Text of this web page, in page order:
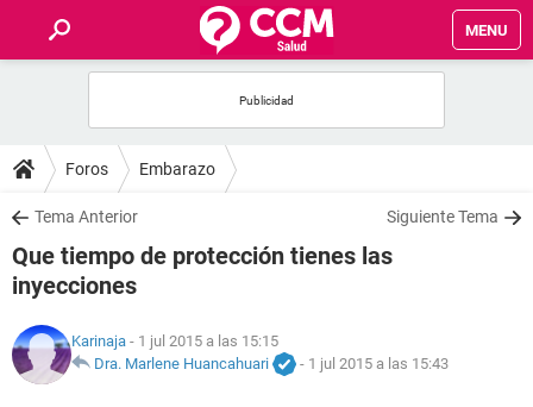
MENU
FOROS
SALUD
FAMILIA
NUTRICIÓN
Foros Embarazo
Tema Anterior Siguiente Tema
Que tiempo de protección tienes las
inyecciones
Karinaja - 1 jul 2015 a las 15:15
Dra. Marlene Huancahuari
- 1 jul 2015 a las 15:43